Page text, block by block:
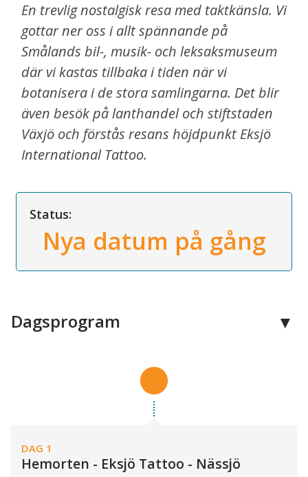
En trevlig nostalgisk resa med taktkänsla. Vi
gottar ner oss i allt spännande på
Smålands bil-, musik- och leksaksmuseum
där vi kastas tillbaka i tiden när vi
botanisera i de stora samlingarna. Det blir
även besök på lanthandel och stiftstaden
Växjö och förstås resans höjdpunkt Eksjö
International Tattoo.
Status:
Nya datum på gång
Dagsprogram
DAG 1
Hemorten - Eksjö Tattoo - Nässjö